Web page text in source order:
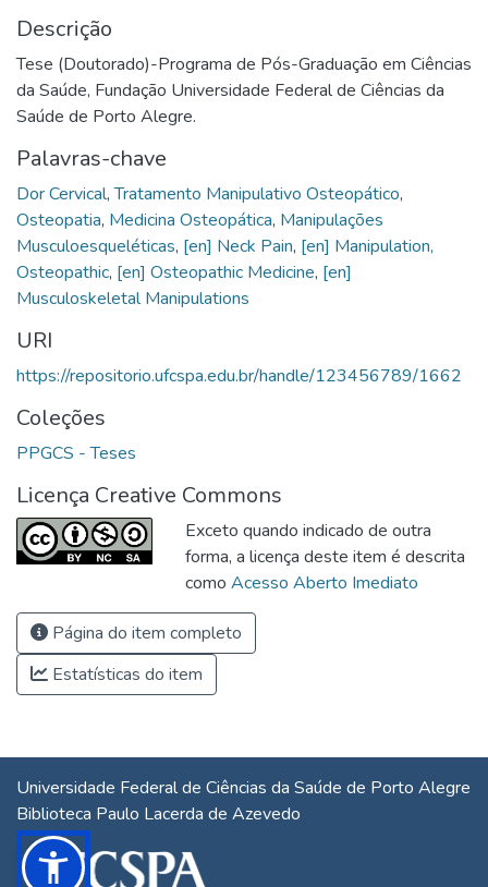
Descrição
Tese (Doutorado)-Programa de Pós-Graduação em Ciências
da Saúde, Fundação Universidade Federal de Ciências da
Saúde de Porto Alegre.
Palavras-chave
Dor Cervical,Tratamento Manipulativo Osteopático,
Osteopatia, Medicina Osteopática, Manipulações
Musculoesqueléticas, [en] Neck Pain, [en] Manipulation,
Osteopathic, [en] Osteopathic Medicine, [en]
Musculoskeletal Manipulations
URI
https://repositorio.ufcspa.edu.br/handle/123456789/1662
Coleções
PPGCS - Teses
Licença Creative Commons
Exceto quando indicado de outra
forma, a licença deste item é descrita
como Acesso Aberto Imediato
Página do item completo
Estatísticas do item
Universidade Federal de Ciências da Saúde de Porto Alegre
Biblioteca Paulo Lacerda de Azevedo